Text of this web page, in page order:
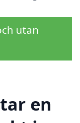
utan
en